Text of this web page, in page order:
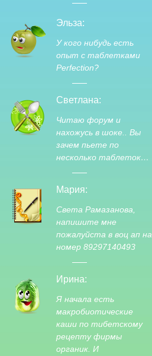
Эльза:
У кого нибудь есть
опыт с таблетками
Perfection?
Светлана:
Читаю форум и
нахожусь в шоке.. Вы
зачем пьете по
несколько таблеток…
Мария:
Света Рамазанова,
напишите мне
пожалуйста в воц ап на
номер 89297140493
Ирина:
Я начала есть
макробиотические
каши по тибетскому
рецепту фирмы
органик. И